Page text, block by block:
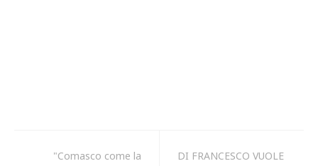
"Comasco come la
DI FRANCESCO VUOLE